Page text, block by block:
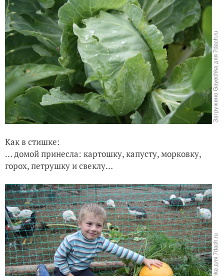
Как в стишке:
… домой принесла: картошку, капусту, морковку,
горох, петрушку и свеклу…